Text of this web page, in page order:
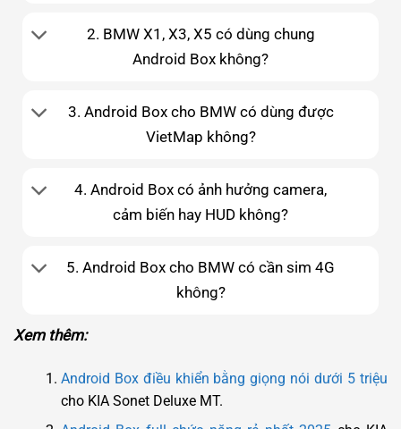
2. BMW X1, X3, X5 có dùng chung
Android Box không?
3. Android Box cho BMW có dùng được
VietMap không?
4. Android Box có ảnh hưởng camera,
cảm biến hay HUD không?
5. Android Box cho BMW có cần sim 4G
không?
Xem thêm:
Android Box điều khiển bằng giọng nói dưới 5 triệu
cho KIA Sonet Deluxe MT.